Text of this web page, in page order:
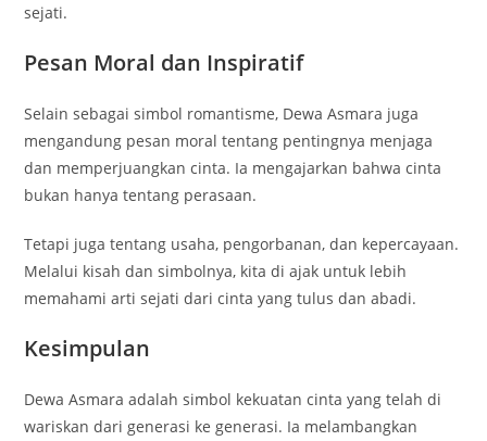
sejati.
Pesan Moral dan Inspiratif
Selain sebagai simbol romantisme, Dewa Asmara juga
mengandung pesan moral tentang pentingnya menjaga
dan memperjuangkan cinta. Ia mengajarkan bahwa cinta
bukan hanya tentang perasaan.
Tetapi juga tentang usaha, pengorbanan, dan kepercayaan.
Melalui kisah dan simbolnya, kita di ajak untuk lebih
memahami arti sejati dari cinta yang tulus dan abadi.
Kesimpulan
Dewa Asmara adalah simbol kekuatan cinta yang telah di
wariskan dari generasi ke generasi. Ia melambangkan